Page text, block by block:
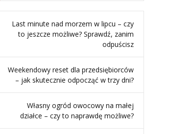
Last minute nad morzem w lipcu – czy
to jeszcze możliwe? Sprawdź, zanim
odpuścisz
Weekendowy reset dla przedsiębiorców
– jak skutecznie odpocząć w trzy dni?
Własny ogród owocowy na małej
działce – czy to naprawdę możliwe?